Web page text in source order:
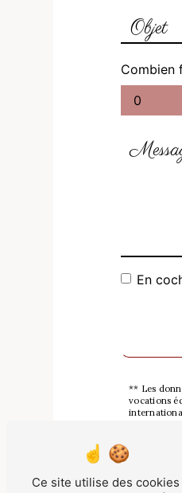
Combien
En
** Les
vocations
limitation,
données
justificatif
de gestion
pour plus
Ce site utilise des cookies